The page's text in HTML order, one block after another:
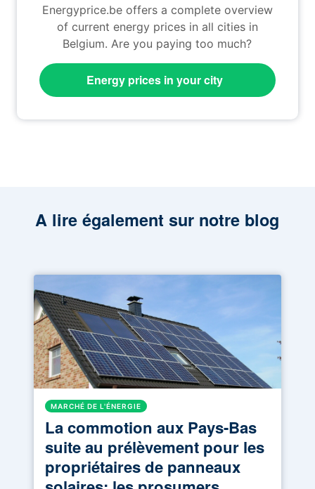
Energyprice.be offers a complete overview
of current energy prices in all cities in
Belgium. Are you paying too much?
Energy prices in your city
A lire également sur notre blog
MARCHÉ DE L'ÉNERGIE
La commotion aux Pays-Bas
suite au prélèvement pour les
propriétaires de panneaux